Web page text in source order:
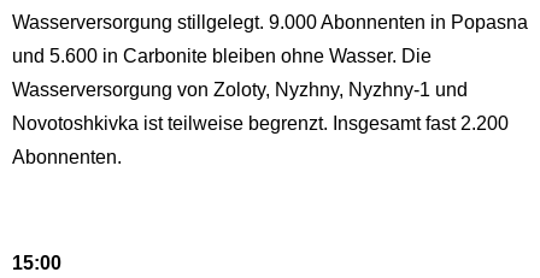
Wasserversorgung stillgelegt. 9.000 Abonnenten in Popasna
und 5.600 in Carbonite bleiben ohne Wasser. Die
Wasserversorgung von Zoloty, Nyzhny, Nyzhny-1 und
Novotoshkivka ist teilweise begrenzt. Insgesamt fast 2.200
Abonnenten.
15:00